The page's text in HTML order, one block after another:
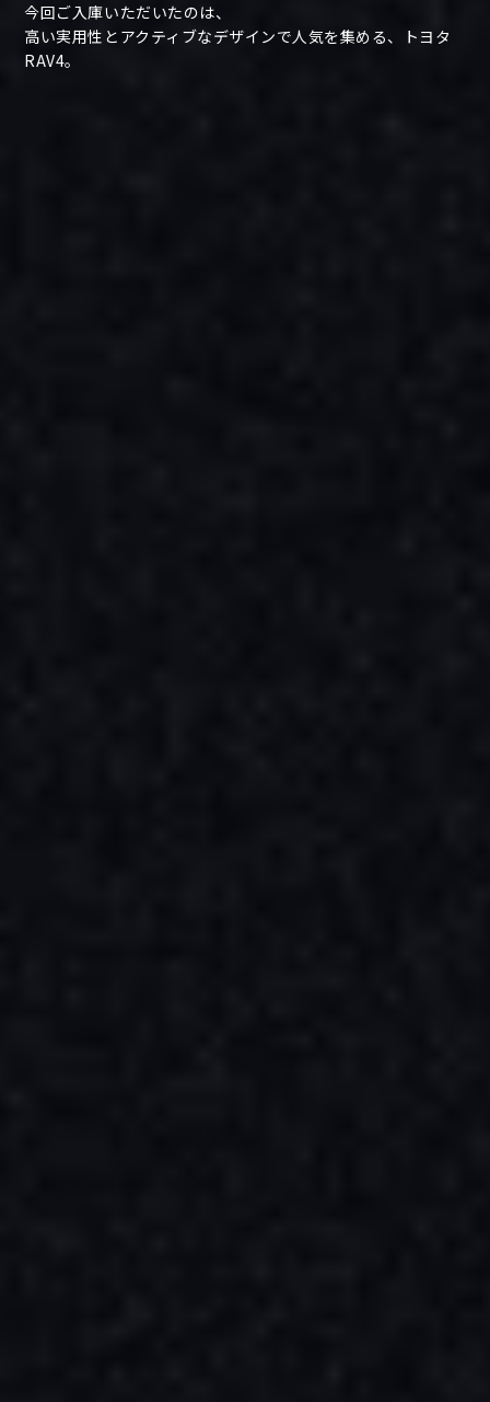
今回ご入庫いただいたのは、
高い実用性とアクティブなデザインで人気を集める、トヨタ
RAV4。